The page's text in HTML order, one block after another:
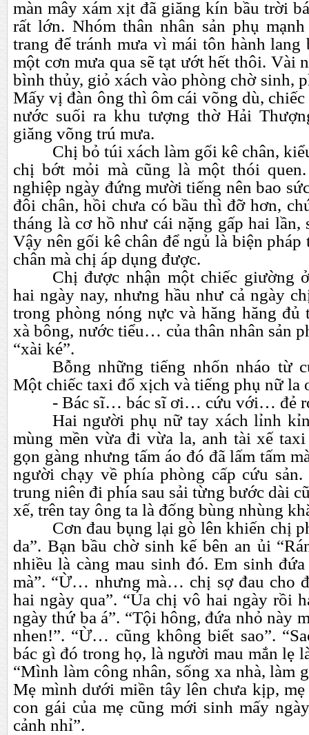
màn mây xám xịt đã giăng kín bầu trời
rất lớn. Nhóm thân nhân sản phụ
trang để tránh mưa vì mái tôn hành lang
một cơn mưa qua sẽ tạt ướt hết thôi. Vài
bình thủy, giỏ xách vào phòng chờ sinh,
Mấy vị đàn ông thì ôm cái võng dù,
nước suối ra khu tượng thờ Hải
giăng võng trú mưa.
Chị bỏ túi xách làm gối kê chân,
chị bớt mỏi mà cũng là một thói
nghiệp ngày đứng mười tiếng nên bao
đôi chân, hồi chưa có bầu thì đỡ hơn,
tháng là cơ hồ như cái nặng gấp hai lần,
Vậy nên gối kê chân để ngủ là biện
chân mà chị áp dụng được.
Chị được nhận một chiếc giường
hai ngày nay, nhưng hầu như cả ngày
trong phòng nóng nực và hăng hăng đủ
xà bông, nước tiểu… của thân nhân sản
“xài ké”.
Bỗng những tiếng nhốn nháo từ
Một chiếc taxi đổ xịch và tiếng phụ nữ la
- Bác sĩ… bác sĩ ơi… cứu với… đẻ
Hai người phụ nữ tay xách lỉnh
mùng mền vừa đi vừa la, anh tài xế
gọn gàng nhưng tấm áo đó đã lấm tấm
người chạy về phía phòng cấp cứu
trung niên đi phía sau sải từng bước dài
xế, trên tay ông ta là đống bùng nhùng
Cơn đau bụng lại gò lên khiến chị
da”. Bạn bầu chờ sinh kế bên an ủi
nhiều là càng mau sinh đó. Em sinh
mà”. “Ừ… nhưng mà… chị sợ đau cho
hai ngày qua”. “Ủa chị vô hai ngày rồi
ngày thứ ba á”. “Tội hông, đứa nhỏ này
nhen!”. “Ừ… cũng không biết sao”.
bác gì đó trong họ, là người mau mắn lẹ
“Mình làm công nhân, sống xa nhà, làm
Mẹ mình dưới miền tây lên chưa kịp,
con gái của mẹ cũng mới sinh mấy
cảnh nhỉ”.